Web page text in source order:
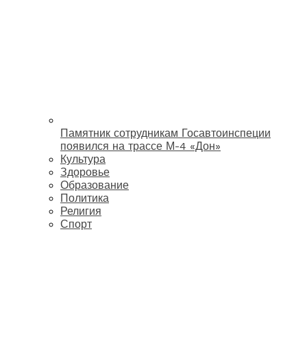
Памятник сотрудникам Госавтоинспеции
появился на трассе М-4 «Дон»
Культура
Здоровье
Образование
Политика
Религия
Спорт